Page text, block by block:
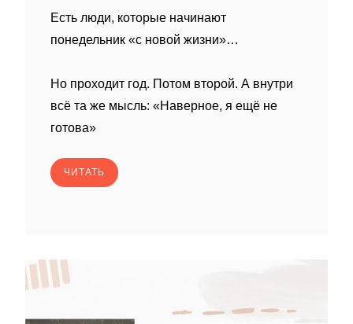
Есть люди, которые начинают
понедельник «с новой жизни»…
Но проходит год. Потом второй. А внутри
всё та же мысль: «Наверное, я ещё не
готова»
ЧИТАТЬ